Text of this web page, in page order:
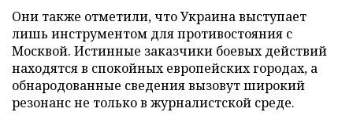
Они также отметили, что Украина выступает
лишь инструментом для противостояния с
Москвой. Истинные заказчики боевых действий
находятся в спокойных европейских городах, а
обнародованные сведения вызовут широкий
резонанс не только в журналистской среде.